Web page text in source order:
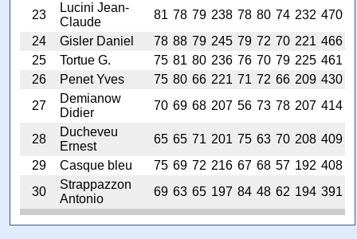
23
Lucini Jean-
Claude
81 78 79 238 78 80 74 232 470
24
Gisler Daniel 78 88 79 245 79 72 70 221 466
25
Tortue G. 75 81 80 236 76 70 79 225 461
26
Penet Yves 75 80 66 221 71 72 66 209 430
27
Demianow
Didier
70 69 68 207 56 73 78 207 414
28
Ducheveu
Ernest
65 65 71 201 75 63 70 208 409
29
Casque bleu 75 69 72 216 67 68 57 192 408
30
Strappazzon
Antonio
69 63 65 197 84 48 62 194 391